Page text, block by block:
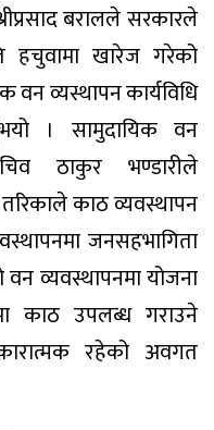
बरालले सरकारले
हचुवामा खारेज गरेको
वन व्यस्थापन कार्यविधि
। सामुदायिक वन
ठाकुर भण्डारीले
काठ व्यवस्थापन
जनसहभागिता
वन व्यवस्थापनमा योजना
काठ उपलब्ध गराउने
रहेको अवगत